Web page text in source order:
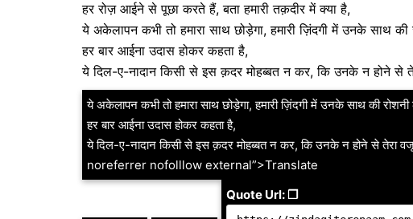
हर रोज़ आईने से पूछा करते हैं, बता हमारी तक़दीर में क्या है,
ये अकेलापन कभी तो हमारा साथ छोड़ेगा, हमारी ज़िंदगी में उनके साथ की
हर बार आईना उदास होकर कहता है,
ये दिल-ए-नादान किसी से इस क़दर मोहब्बत न कर, कि उनके न होने से
ये अकेलापन कभी तो हमारा साथ छोड़ेगा, हमारी ज़िंदगी में उनके साथ की रोशनी
हर बार आईना उदास होकर कहता है,
ये दिल-ए-नादान किसी से इस क़दर मोहब्बत न कर, कि उनके न होने से
noreferrer nofolllow external”>Translate
Quote Url: ❐